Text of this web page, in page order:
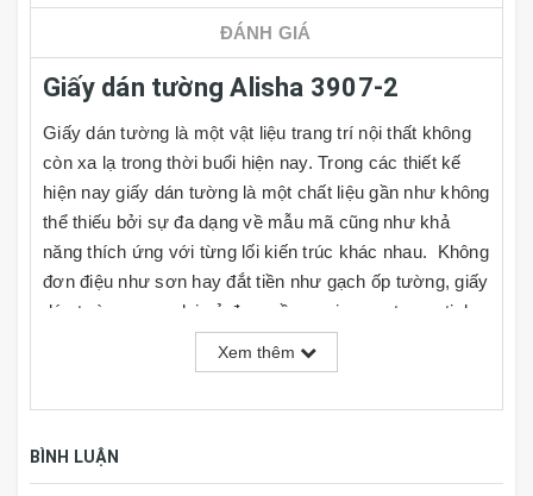
ĐÁNH GIÁ
Giấy dán tường Alisha 3907-2
Giấy dán tường là một vật liệu trang trí nội thất không
còn xa lạ trong thời buổi hiện nay. Trong các thiết kế
hiện nay giấy dán tường là một chất liệu gần như không
thể thiếu bởi sự đa dạng về mẫu mã cũng như khả
năng thích ứng với từng lối kiến trúc khác nhau. Không
đơn điệu như sơn hay đắt tiền như gạch ốp tường, giấy
dán tường mang lại vẻ đẹp mềm mại, sang trọng, tinh
chọn, đồng thời giá cả cũng rất phải chăng. Cùng với
nhau trong căn phòng.
Xem thêm
BÌNH LUẬN